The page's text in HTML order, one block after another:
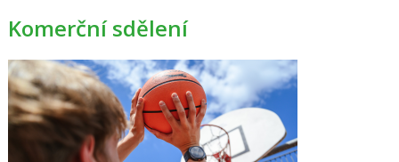
Komerční sdělení